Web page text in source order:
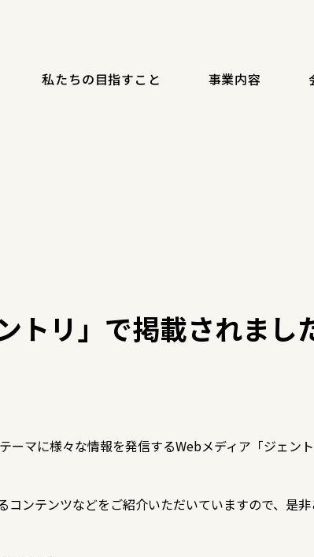
私たちの目指すこと 事業内容
トリ」で掲載されまし
ーマに様々な情報を発信するWebメディア「ジェン
コンテンツなどをご紹介いただいていますので、是